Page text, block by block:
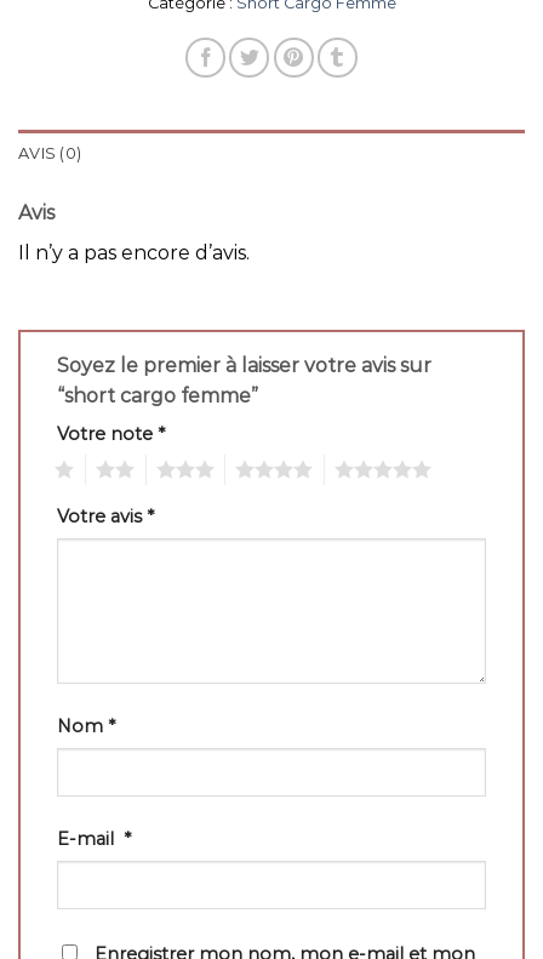
AVIS (0)
Avis
Il n’y a pas encore d’avis.
Soyez le premier à laisser votre avis sur
“short cargo femme”
Votre note *
Votre avis*
Nom *
E-mail *
Enregistrer mon nom, mon e-mail et mon